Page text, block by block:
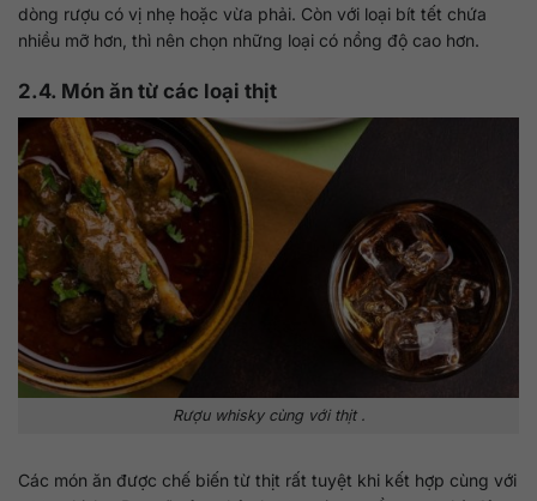
dòng rượu có vị nhẹ hoặc vừa phải. Còn với loại bít tết chứa
nhiều mỡ hơn, thì nên chọn những loại có nồng độ cao hơn.
2.4. Món ăn từ các loại thịt
Rượu whisky cùng với thịt .
Các món ăn được chế biến từ thịt rất tuyệt khi kết hợp cùng với